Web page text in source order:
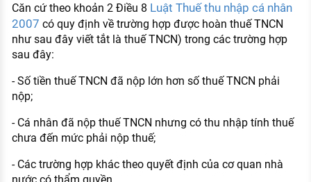
Căn cứ theo khoản 2 Điều 8 Luật Thuế thu nhập cá nhân
2007 có quy định về trường hợp được hoàn thuế TNCN
như sau đây viết tắt là thuế TNCN) trong các trường hợp
sau đây:
- Số tiền thuế TNCN đã nộp lớn hơn số thuế TNCN phải
nộp;
- Cá nhân đã nộp thuế TNCN nhưng có thu nhập tính thuế
chưa đến mức phải nộp thuế;
- Các trường hợp khác theo quyết định của cơ quan nhà